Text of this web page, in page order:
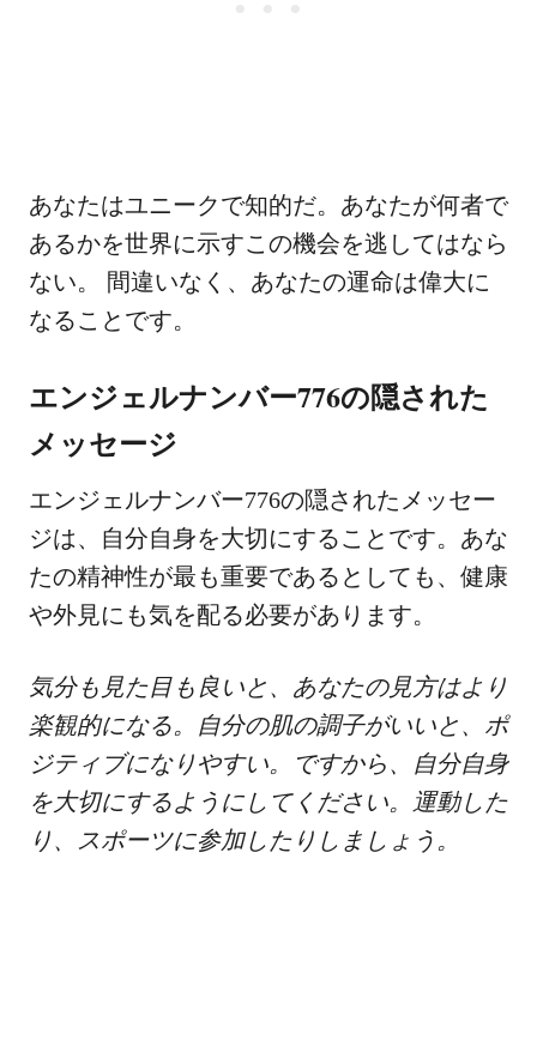
あなたはユニークで知的だ。あなたが何者で
あるかを世界に示すこの機会を逃してはなら
ない。 間違いなく、あなたの運命は偉大に
なることです。
エンジェルナンバー776の隠された
メッセージ
エンジェルナンバー776の隠されたメッセー
ジは、自分自身を大切にすることです。あな
たの精神性が最も重要であるとしても、健康
や外見にも気を配る必要があります。
気分も見た目も良いと、あなたの見方はより
楽観的になる。自分の肌の調子がいいと、ポ
ジティブになりやすい。ですから、自分自身
を大切にするようにしてください。運動した
り、スポーツに参加したりしましょう。